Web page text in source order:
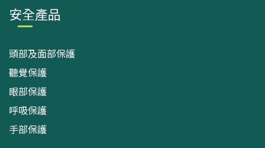
安全產品
頭部及面部保護
聽覺保護
眼部保護
呼吸保護
手部保護